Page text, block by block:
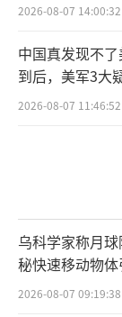
2026-08-07 14:00:32
中国真发现不
到后，美军3大
如此
2026-08-07 11:46:52
乌科学家称月
秘快速移动物
2026-08-07 09:19:38